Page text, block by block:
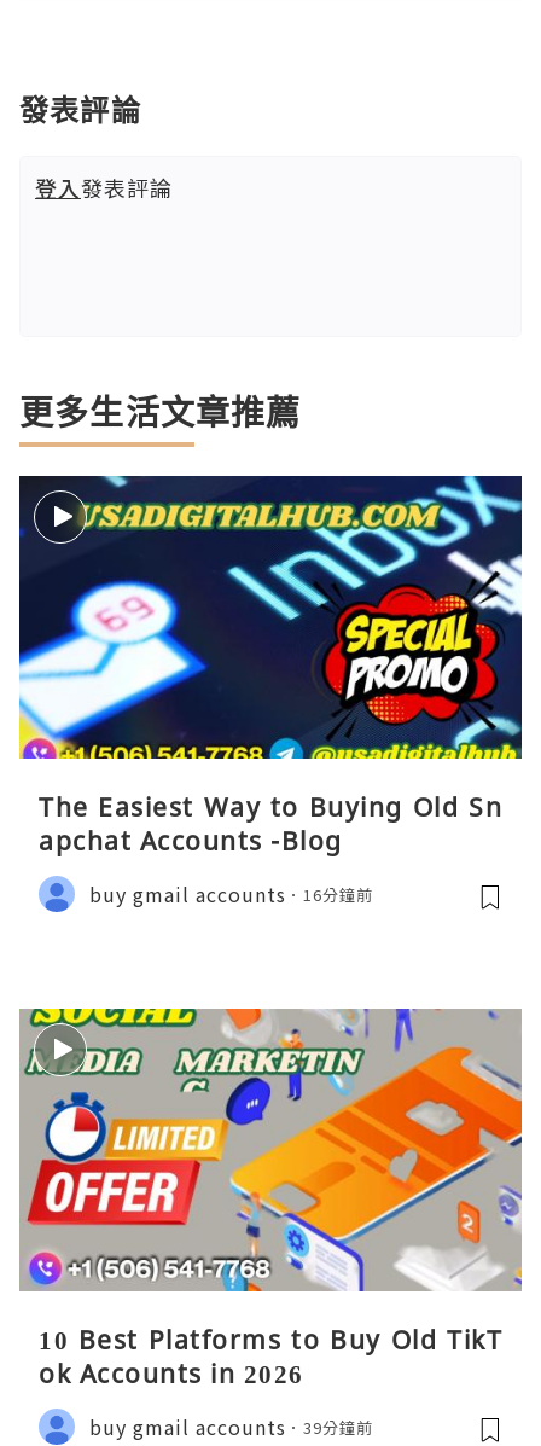
發表評論
登入發表評論
更多生活文章推薦
The Easiest Way to Buying Old Sn
apchat Accounts -Blog
buy gmail accounts 16分鐘前
10 Best Platforms to Buy Old TikT
ok Accounts in 2026
buy gmail accounts 39分鐘前